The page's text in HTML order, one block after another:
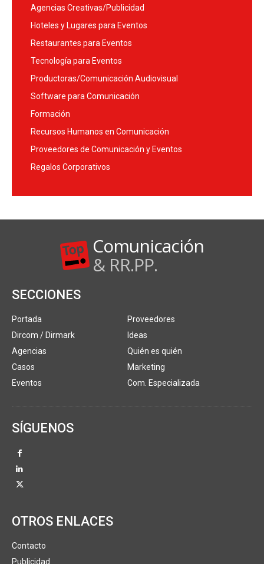
Agencias Creativas/Publicidad
Hoteles y Lugares para Eventos
Restaurantes para Eventos
Tecnología para Eventos
Productoras/Comunicación Audiovisual
Software para Comunicación
Formación
Recursos Humanos en Comunicación
Proveedores de Comunicación y Eventos
Regalos Corporativos
Comunicación
& RR.PP.
SECCIONES
Portada
Dircom / Dirmark
Agencias
Casos
Eventos
Proveedores
Ideas
Quién es quién
Marketing
Com. Especializada
SÍGUENOS
OTROS ENLACES
Contacto
Publicidad